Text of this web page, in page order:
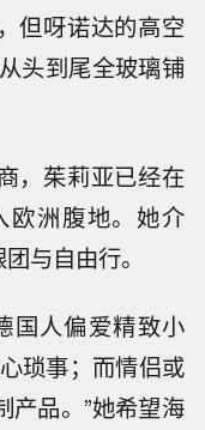
但呀诺达的高空
头到尾全玻璃铺
，茱莉亚已经在
欧洲腹地。她介
与自由行。
国人偏爱精致小
琐事；而情侣或
产品。”她希望海